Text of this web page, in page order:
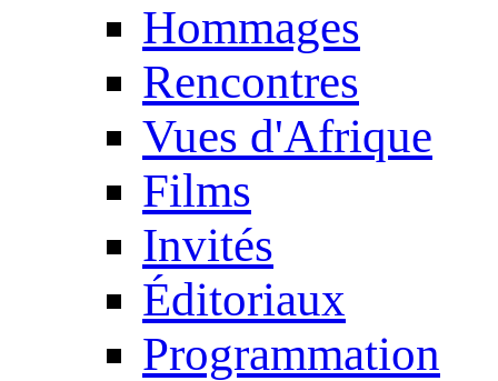
Hommages
Rencontres
Vues d'Afrique
Films
Invités
Éditoriaux
Programmation